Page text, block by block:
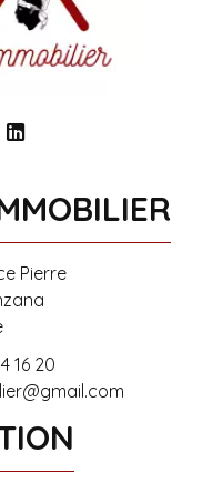
Pierre
16 20